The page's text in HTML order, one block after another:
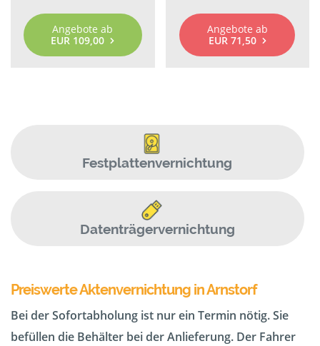
Angebote ab
EUR 109,00
Angebote ab
EUR 71,50
Festplattenvernichtung
Datenträgervernichtung
Preiswerte Aktenvernichtung in Arnstorf
Bei der Sofortabholung ist nur ein Termin nötig. Sie
befüllen die Behälter bei der Anlieferung. Der Fahrer